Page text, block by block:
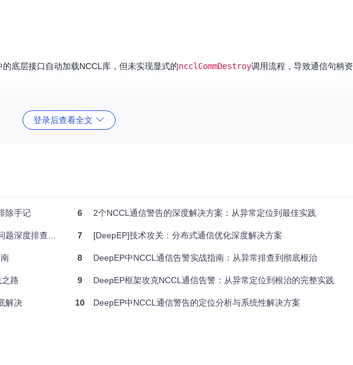
的底层接口自动加载NCCL库，但未实现显式的ncclCommDestroy调用流程，导致通信句柄资
期管理，当检测到未调用destroy_process_group()
代码路径。登录后查看全文
除手记
排查与解决
路
解决
6 2个NCCL通信警告的深度解决方案：从异常定位到最佳实践
7 [DeepEP]技术攻关：分布式通信优化深度解决方案
8 DeepEP中NCCL通信告警实战指南：从异常排查到彻底根治
9 DeepEP框架攻克NCCL通信告警：从异常定位到根治的完整实践
10 DeepEP中NCCL通信警告的定位分析与系统性解决方案